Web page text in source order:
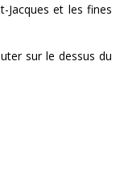
et les fines
sur le dessus du